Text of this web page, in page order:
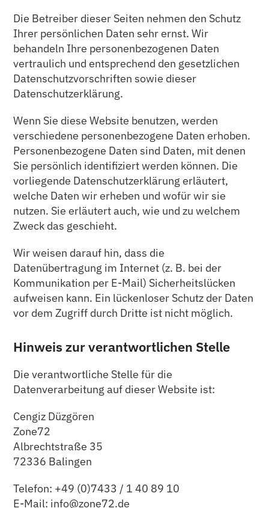
Die Betreiber dieser Seiten nehmen den Schutz
Ihrer persönlichen Daten sehr ernst. Wir
behandeln Ihre personenbezogenen Daten
vertraulich und entsprechend den gesetzlichen
Datenschutzvorschriften sowie dieser
Datenschutzerklärung.
Wenn Sie diese Website benutzen, werden
verschiedene personenbezogene Daten erhoben.
Personenbezogene Daten sind Daten, mit denen
Sie persönlich identifiziert werden können. Die
vorliegende Datenschutzerklärung erläutert,
welche Daten wir erheben und wofür wir sie
nutzen. Sie erläutert auch, wie und zu welchem
Zweck das geschieht.
Wir weisen darauf hin, dass die
Datenübertragung im Internet (z. B. bei der
Kommunikation per E-Mail) Sicherheitslücken
aufweisen kann. Ein lückenloser Schutz der Daten
vor dem Zugriff durch Dritte ist nicht möglich.
Hinweis zur verantwortlichen Stelle
Die verantwortliche Stelle für die
Datenverarbeitung auf dieser Website ist:
Cengiz Düzgören
Zone72
Albrechtstraße 35
72336 Balingen
Telefon: +49 (0)7433 / 1 40 89 10
E-Mail: info@zone72.de